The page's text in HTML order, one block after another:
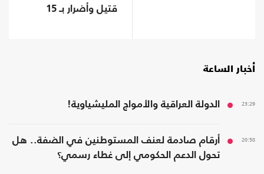
قتيل وأضرار بـ 15
أخبار الساعة
23:29 الدولة العراقية والأمواج المليشياوية!
20:58
أرقام صادمة لعنف المستوطنين في الضفة.. هل
تحول الدعم الحكومي إلى غطاء رسمي؟